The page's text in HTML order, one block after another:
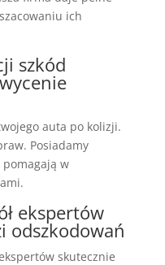
ich
szkód
auta po kolizji.
Posiadamy
w
ekspertów
odszkodowań
skutecznie